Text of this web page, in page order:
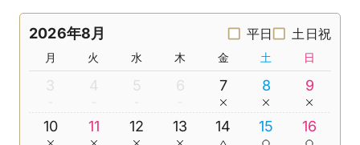
2026年8月 平日 土日祝
月 火 水 木 金 土 日
3 4 5 6 7 8 9
10 11 12 13 14 15 16